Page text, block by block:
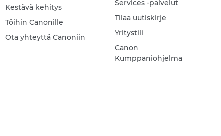
Kestävä kehitys
Töihin Canonille
Ota yhteyttä Canoniin
Services -palvelut
Tilaa uutiskirje
Yritystili
Canon
Kumppaniohjelma